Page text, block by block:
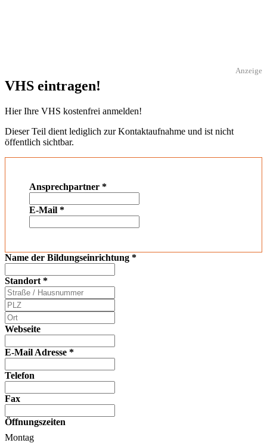
Anzeige
VHS eintragen!
Hier Ihre VHS kostenfrei anmelden!
Dieser Teil dient lediglich zur Kontaktaufnahme und ist nicht
öffentlich sichtbar.
Ansprechpartner *
E-Mail *
Name der Bildungseinrichtung *
Standort *
Webseite
E-Mail Adresse *
Telefon
Fax
Öffnungszeiten
Montag